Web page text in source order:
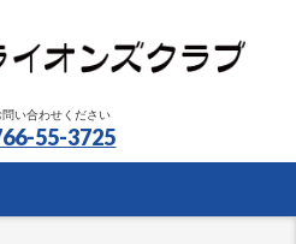
問い合わせください
55-3725